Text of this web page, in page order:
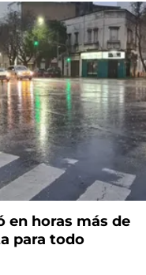
en horas más de
para todo